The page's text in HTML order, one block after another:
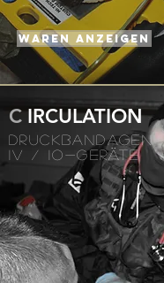
WAREN anzeigen
C IRCULATION
DRUCKBANDAGEN
IV / IO-GERÄTE